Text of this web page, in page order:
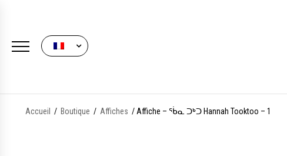
FRENCH
Accueil / Boutique / Affiches / Affiche – ᖄᓇ ᑐᒃᑐ Hannah Tooktoo – 1